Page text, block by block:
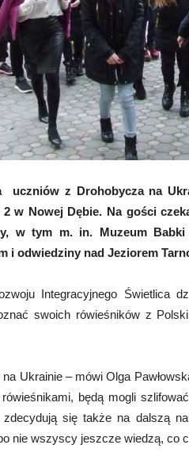
uczniów z Drohobycza na
2 w Nowej Dębie. Na gości
w tym m. in. Muzeum
i odwiedziny nad Jeziorem
Integracyjnego Świetlica
swoich rówieśników z
Ukrainie – mówi Olga
będą mogli
się także na dalszą
nie wszyscy jeszcze wiedzą, co